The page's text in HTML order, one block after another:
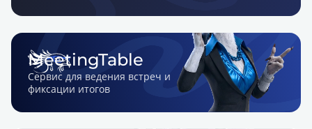
Твоя птица-
MeetingTable
Сервис для ведения встреч и
фиксации итогов